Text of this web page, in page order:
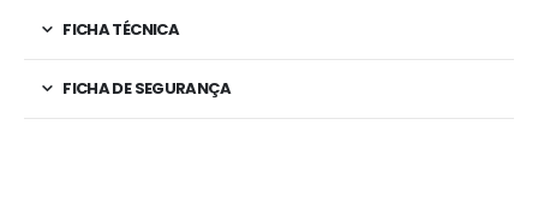
FICHA TÉCNICA
FICHA DE SEGURANÇA